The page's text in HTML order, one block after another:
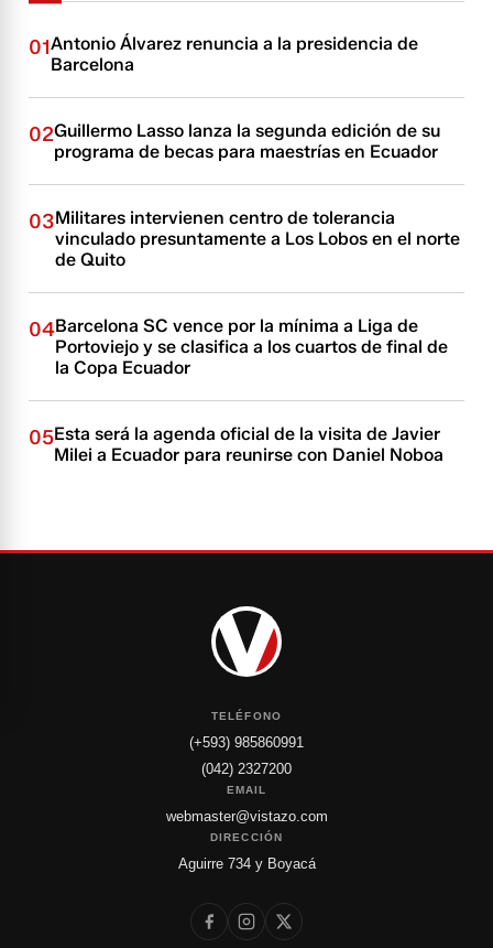
01Antonio Álvarez renuncia a la presidencia de
Barcelona
02Guillermo Lasso lanza la segunda edición de su
programa de becas para maestrías en Ecuador
03Militares intervienen centro de tolerancia
vinculado presuntamente a Los Lobos en el norte
de Quito
04Barcelona SC vence por la mínima a Liga de
Portoviejo y se clasifica a los cuartos de final de
la Copa Ecuador
05Esta será la agenda oficial de la visita de Javier
Milei a Ecuador para reunirse con Daniel Noboa
TELÉFONO
(+593) 985860991
(042) 2327200
EMAIL
webmaster@vistazo.com
DIRECCIÓN
Aguirre 734 y Boyacá